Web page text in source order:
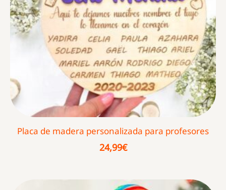
Placa de madera personalizada para profesores
24,99€